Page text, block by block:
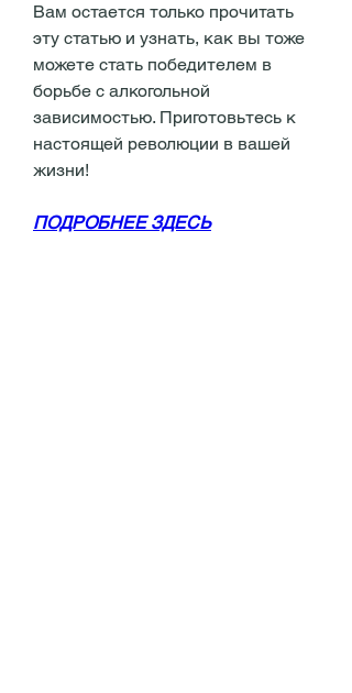
Вам остается только прочитать
эту статью и узнать, как вы тоже
можете стать победителем в
борьбе с алкогольной
зависимостью. Приготовьтесь к
настоящей революции в вашей
жизни!
ПОДРОБНЕЕ ЗДЕСЬ